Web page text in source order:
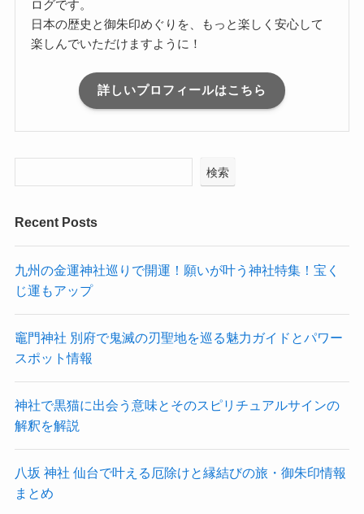
ログです。
日本の歴史と御朱印めぐりを、もっと楽しく安心して
楽しんでいただけますように！
詳しいプロフィールはこちら
検索
Recent Posts
九州の金運神社巡りで開運！願いが叶う神社特集！宝く
じ運もアップ
竈門神社 別府で鬼滅の刃聖地を巡る魅力ガイドとパワー
スポット情報
神社で黒猫に出会う意味とそのスピリチュアルサインの
解釈を解説
八坂 神社 仙台で叶える厄除けと縁結びの旅・御朱印情報
まとめ